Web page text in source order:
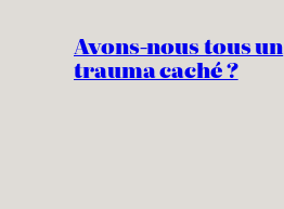
Avons-nous tous un
trauma caché ?